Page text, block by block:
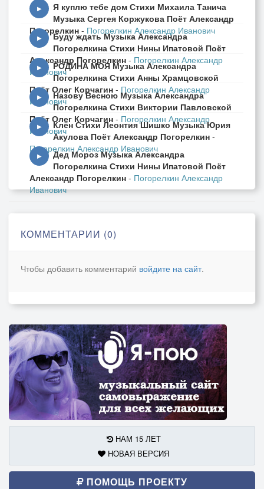
▶
Я куплю тебе дом Стихи Михаила Танича
Музыка Сергея Коржукова Поёт Александр
Погорелкин - Погорелкин Александр Иванович
▶
Буду ждать Музыка Александра
Погорелкина Стихи Нины Ипатовой Поёт
Александр Погорелкин - Погорелкин Александр
Иванович
▶
РОДИНА МОЯ Музыка Александра
Погорелкина Стихи Анны Храмцовской
Поёт Олег Корчагин - Погорелкин Александр
Иванович
▶
Назову Весною Музыка Александра
Погорелкина Стихи Виктории Павловской
Поёт Олег Корчагин - Погорелкин Александр
Иванович
▶
Клён Стихи Леонтия Шишко Музыка Юрия
Акулова Поёт Александр Погорелкин -
Погорелкин Александр Иванович
▶
Дед Мороз Музыка Александра
Погорелкина Стихи Нины Ипатовой Поёт
Александр Погорелкин - Погорелкин Александр
Иванович
КОММЕНТАРИИ (0)
Чтобы добавить комментарий войдите на сайт.
НАМ 15 ЛЕТ
НОВАЯ ВЕРСИЯ
ПОМОЩЬ ПРОЕКТУ